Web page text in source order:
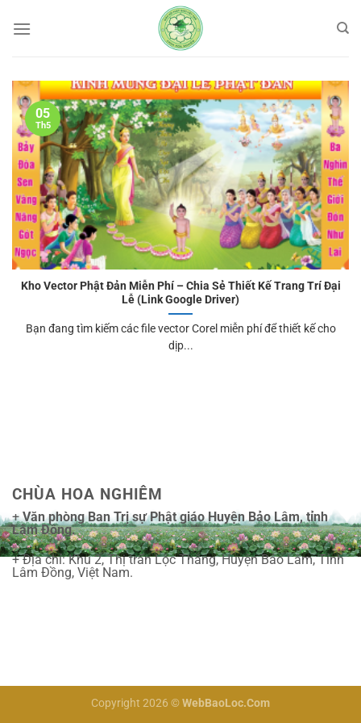
qua
Kho Vector Phật Đản Miễn Phí – Chia Sẻ Thiết Kế Trang Trí Đại
Lễ (Link Google Driver)
Bạn đang tìm kiếm các file vector Corel miễn phí để thiết kế cho
dịp...
05
Th5
CHÙA HOA NGHIÊM
+Văn phòng Ban Trị sự Phật giáo Huyện Bảo Lâm, tỉnh
Lâm Đồng.
+ Địa chỉ: Khu 2, Thị trấn Lộc Thắng, Huyện Bảo Lâm, Tỉnh
Lâm Đồng, Việt Nam.
Copyright 2026 ©WebBaoLoc.Com